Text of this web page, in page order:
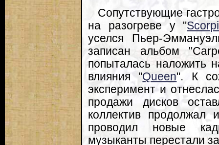
Сопутствующие
на разогреве у "
уселся Пьер-
записан альбом
попыталась наложить
влияния "Queen". К
эксперимент и
продажи дисков
коллектив
проводил новые
музыканты перестали